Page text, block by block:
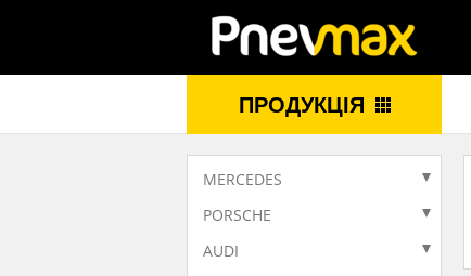
ПРОДУКЦІЯ
MERCEDES
PORSCHE
AUDI